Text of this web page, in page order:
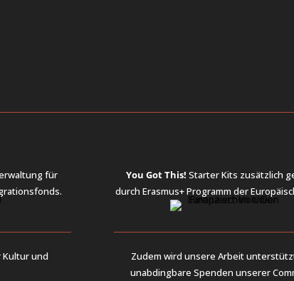
für
und
You Got This! Starter Kits zusätzlich
durch Erasmus+ Programm der
Zudem wird unsere Arbeit
unabdingbare Spenden unserer